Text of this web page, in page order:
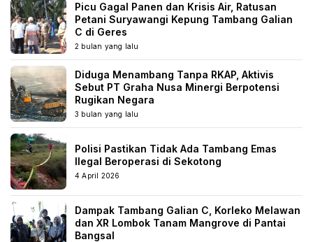
Picu Gagal Panen dan Krisis Air, Ratusan
Petani Suryawangi Kepung Tambang Galian
C di Geres
2 bulan yang lalu
Diduga Menambang Tanpa RKAP, Aktivis
Sebut PT Graha Nusa Minergi Berpotensi
Rugikan Negara
3 bulan yang lalu
Polisi Pastikan Tidak Ada Tambang Emas
Ilegal Beroperasi di Sekotong
4 April 2026
Dampak Tambang Galian C, Korleko Melawan
dan XR Lombok Tanam Mangrove di Pantai
Bangsal